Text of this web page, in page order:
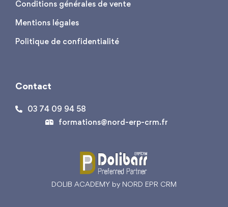
Conditions générales de vente
Mentions légales
Politique de confidentialité
Contact
03 74 09 94 58
formations@nord-erp-crm.fr
DOLIB ACADEMY by NORD EPR CRM